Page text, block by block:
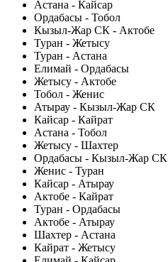
Астана - Кайсар
Ордабасы - Тобол
Кызыл-Жар СК - Актобе
Туран - Жетысу
Туран - Астана
Елимай - Ордабасы
Жетысу - Актобе
Тобол - Женис
Атырау - Кызыл-Жар СК
Кайсар - Кайрат
Астана - Тобол
Жетысу - Шахтер
Ордабасы - Кызыл-Жар СК
Женис - Туран
Кайсар - Атырау
Актобе - Кайрат
Туран - Ордабасы
Актобе - Атырау
Шахтер - Астана
Кайрат - Жетысу